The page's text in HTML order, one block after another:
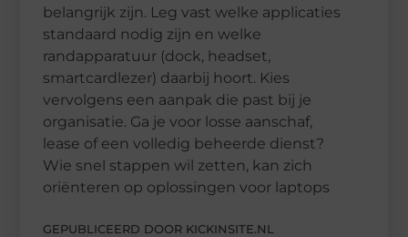
belangrijk zijn. Leg vast welke applicaties
standaard nodig zijn en welke
randapparatuur (dock, headset,
smartcardlezer) daarbij hoort. Kies
vervolgens een aanpak die past bij je
organisatie. Ga je voor losse aanschaf,
lease of een volledig beheerde dienst?
Wie snel stappen wil zetten, kan zich
oriënteren op oplossingen voor laptops
GEPUBLICEERD DOOR KICKINSITE.NL